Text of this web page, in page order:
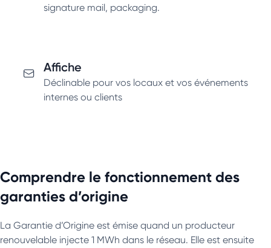
signature mail, packaging.
Affiche
Déclinable pour vos locaux et vos événements
internes ou clients
Comprendre le fonctionnement des
garanties d’origine
La Garantie d’Origine est émise quand un producteur
renouvelable injecte 1 MWh dans le réseau. Elle est ensuite